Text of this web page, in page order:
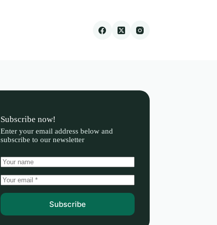
Subscribe now!
Enter your email address below and
subscribe to our newsletter
Subscribe